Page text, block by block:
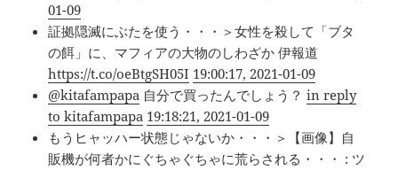
01-09
証拠隠滅にぶたを使う・・・＞女性を殺して「ブタ
の餌」に、マフィアの大物のしわざか 伊報道
https://t.co/oeBtgSH05I 19:00:17, 2021-01-09
@kitafampapa 自分で買ったんでしょう？in reply
to kitafampapa 19:18:21, 2021-01-09
もうヒャッハー状態じゃないか・・・＞【画像】自
販機が何者かにぐちゃぐちゃに荒らされる・・・ : ツ